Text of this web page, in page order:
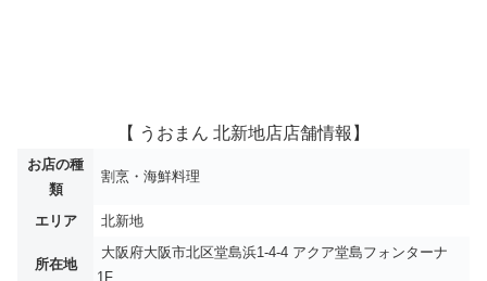
【 うおまん 北新地店店舗情報】
お店の種
類
割烹・海鮮料理
エリア 北新地
所在地
大阪府大阪市北区堂島浜1-4-4 アクア堂島フォンターナ
1F